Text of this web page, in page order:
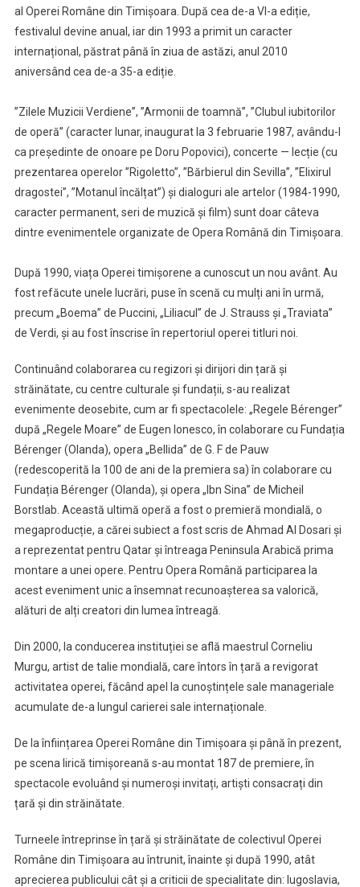
al Operei Române din Timișoara. După cea de-a VI-a ediție,
festivalul devine anual, iar din 1993 a primit un caracter
internațional, păstrat până în ziua de astăzi, anul 2010
aniversând cea de-a 35-a ediție.
”Zilele Muzicii Verdiene”, ”Armonii de toamnă”, ”Clubul iubitorilor
de operă” (caracter lunar, inaugurat la 3 februarie 1987, avându-l
ca președinte de onoare pe Doru Popovici), concerte — lecție (cu
prezentarea operelor ”Rigoletto”, ”Bărbierul din Sevilla”, ”Elixirul
dragostei”, ”Motanul încălțat”) și dialoguri ale artelor (1984-1990,
caracter permanent, seri de muzică și film) sunt doar câteva
dintre evenimentele organizate de Opera Română din Timișoara.
După 1990, viața Operei timișorene a cunoscut un nou avânt. Au
fost refăcute unele lucrări, puse în scenă cu mulți ani în urmă,
precum „Boema” de Puccini, „Liliacul” de J. Strauss și „Traviata”
de Verdi, și au fost înscrise în repertoriul operei titluri noi.
Continuând colaborarea cu regizori și dirijori din țară și
străinătate, cu centre culturale și fundații, s-au realizat
evenimente deosebite, cum ar fi spectacolele: „Regele Bérenger”
după „Regele Moare” de Eugen Ionesco, în colaborare cu Fundația
Bérenger (Olanda), opera „Bellida” de G. F de Pauw
(redescoperită la 100 de ani de la premiera sa) în colaborare cu
Fundația Bérenger (Olanda), și opera „Ibn Sina” de Micheil
Borstlab. Această ultimă operă a fost o premieră mondială, o
megaproducție, a cărei subiect a fost scris de Ahmad Al Dosari și
a reprezentat pentru Qatar și întreaga Peninsula Arabică prima
montare a unei opere. Pentru Opera Română participarea la
acest eveniment unic a însemnat recunoașterea sa valorică,
alături de alți creatori din lumea întreagă.
Din 2000, la conducerea instituției se află maestrul Corneliu
Murgu, artist de talie mondială, care întors în țară a revigorat
activitatea operei, făcând apel la cunoștințele sale manageriale
acumulate de-a lungul carierei sale internaționale.
De la înființarea Operei Române din Timișoara și până în prezent,
pe scena lirică timișoreană s-au montat 187 de premiere, în
spectacole evoluând și numeroși invitați, artiști consacrați din
țară și din străinătate.
Turneele întreprinse în țară și străinătate de colectivul Operei
Române din Timișoara au întrunit, înainte și după 1990, atât
aprecierea publicului cât și a criticii de specialitate din: Iugoslavia,